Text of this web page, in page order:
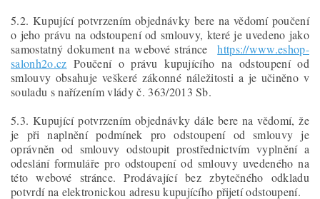
5.2. Kupující potvrzením objednávky bere na vědomí poučení
o jeho právu na odstoupení od smlouvy, které je uvedeno jako
samostatný dokument na webové stráncehttps://www.eshop-
salonh2o.cz Poučení o právu kupujícího na odstoupení od
smlouvy obsahuje veškeré zákonné náležitosti a je učiněno v
souladu s nařízením vlády č. 363/2013 Sb.
5.3. Kupující potvrzením objednávky dále bere na vědomí, že
je při naplnění podmínek pro odstoupení od smlouvy je
oprávněn od smlouvy odstoupit prostřednictvím vyplnění a
odeslání formuláře pro odstoupení od smlouvy uvedeného na
této webové stránce. Prodávající bez zbytečného odkladu
potvrdí na elektronickou adresu kupujícího přijetí odstoupení.